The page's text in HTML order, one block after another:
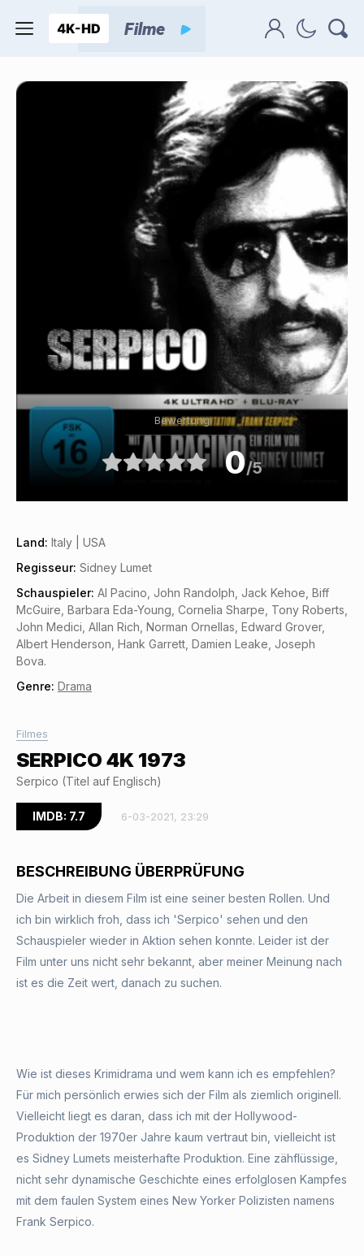
Bewertung
0/5
Land: Italy | USA
Regisseur: Sidney Lumet
Schauspieler: Al Pacino, John Randolph, Jack Kehoe, Biff
McGuire, Barbara Eda-Young, Cornelia Sharpe, Tony Roberts,
John Medici, Allan Rich, Norman Ornellas, Edward Grover,
Albert Henderson, Hank Garrett, Damien Leake, Joseph
Bova.
Genre: Drama
Filmes
SERPICO 4K 1973
Serpico (Titel auf Englisch)
IMDB: 7.7 6-03-2021, 23:29
BESCHREIBUNG ÜBERPRÜFUNG
Die Arbeit in diesem Film ist eine seiner besten Rollen. Und
ich bin wirklich froh, dass ich 'Serpico' sehen und den
Schauspieler wieder in Aktion sehen konnte. Leider ist der
Film unter uns nicht sehr bekannt, aber meiner Meinung nach
ist es die Zeit wert, danach zu suchen.
Wie ist dieses Krimidrama und wem kann ich es empfehlen?
Für mich persönlich erwies sich der Film als ziemlich originell.
Vielleicht liegt es daran, dass ich mit der Hollywood-
Produktion der 1970er Jahre kaum vertraut bin, vielleicht ist
es Sidney Lumets meisterhafte Produktion. Eine zähflüssige,
nicht sehr dynamische Geschichte eines erfolglosen Kampfes
mit dem faulen System eines New Yorker Polizisten namens
Frank Serpico.